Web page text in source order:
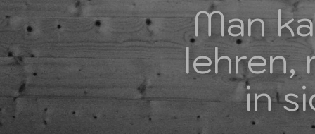
Man
lehren,
in